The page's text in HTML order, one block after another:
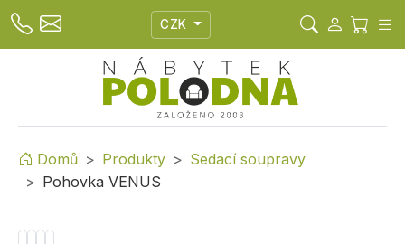
CZK
Domů Produkty
Sedací soupravy
Pohovka VENUS